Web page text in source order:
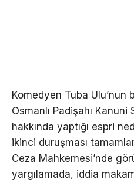
Komedyen Tuba
Osmanlı Padişahı
hakkında yaptığı espri
ikinci duruşması
Ceza Mahkemesi’nde
yargılamada, iddia